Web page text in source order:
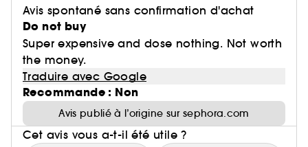
Avis spontané sans confirmation d'achat
Do not buy
Super expensive and dose nothing. Not worth
the money.
Traduire avec Google
Recommande : Non
Avis publié à l’origine sur sephora.com
Cet avis vous a-t-il été utile ?